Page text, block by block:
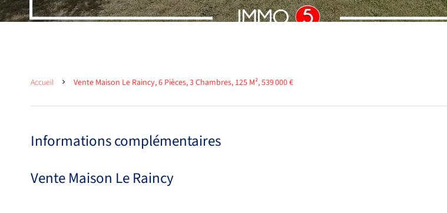
Accueil Vente Maison Le Raincy, 6 Pièces, 3 Chambres, 125 M², 539 000 €
Informations complémentaires
Vente Maison Le Raincy